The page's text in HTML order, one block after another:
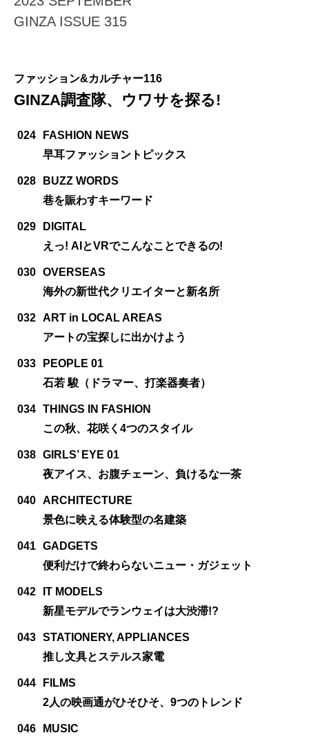
GINZA ISSUE 315
ファッション&カルチャー116
GINZA調査隊、ウワサを探る!
024
FASHION NEWS
早耳ファッショントピックス
028
BUZZ WORDS
巷を賑わすキーワード
029
DIGITAL
えっ! AIとVRでこんなことできるの!
030 OVERSEAS
海外の新世代クリエイターと新名所
032 ART in LOCAL AREAS
アートの宝探しに出かけよう
033
PEOPLE 01
石若 駿（ドラマー、打楽器奏者）
034 THINGS IN FASHION
この秋、花咲く4つのスタイル
038 GIRLS’ EYE 01
夜アイス、お腹チェーン、負けるな一茶
040 ARCHITECTURE
景色に映える体験型の名建築
041 GADGETS
便利だけで終わらないニュー・ガジェット
042
IT MODELS
新星モデルでランウェイは大渋滞!?
043 STATIONERY, APPLIANCES
推し文具とステルス家電
044
FILMS
2人の映画通がひそひそ、9つのトレンド
046
MUSIC